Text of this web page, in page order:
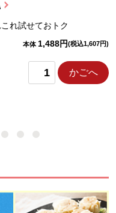
れ試せておトク
本体 1,488円(税込1,607円)
かごへ